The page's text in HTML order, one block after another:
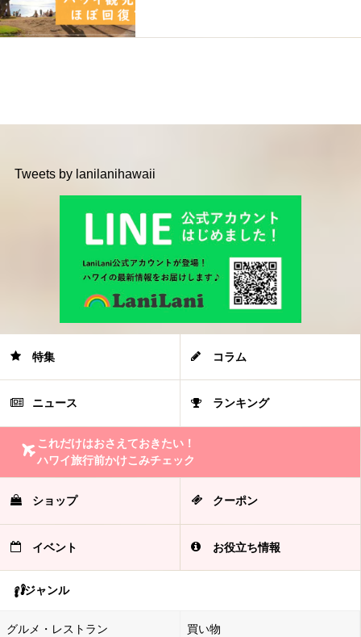
Tweets by lanilanihawaii
特集 コラム
ニュース ランキング
これだけはおさえておきたい！
ハワイ旅行前かけこみチェック
ショップ クーポン
イベント お役立ち情報
ジャンル
グルメ・レストラン 買い物